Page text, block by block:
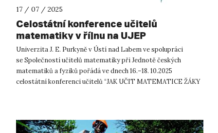
17 / 07 / 2025
Celostátní konference učitelů
matematiky v říjnu na UJEP
Univerzita J. E. Purkyně v Ústí nad Labem ve spolupráci
se Společností učitelů matematiky při Jednotě českých
matematiků a fyziků pořádá ve dnech 16.–18. 10.2025
celostátní konferenci učitelů “JAK UČIT MATEMATICE ŽÁKY